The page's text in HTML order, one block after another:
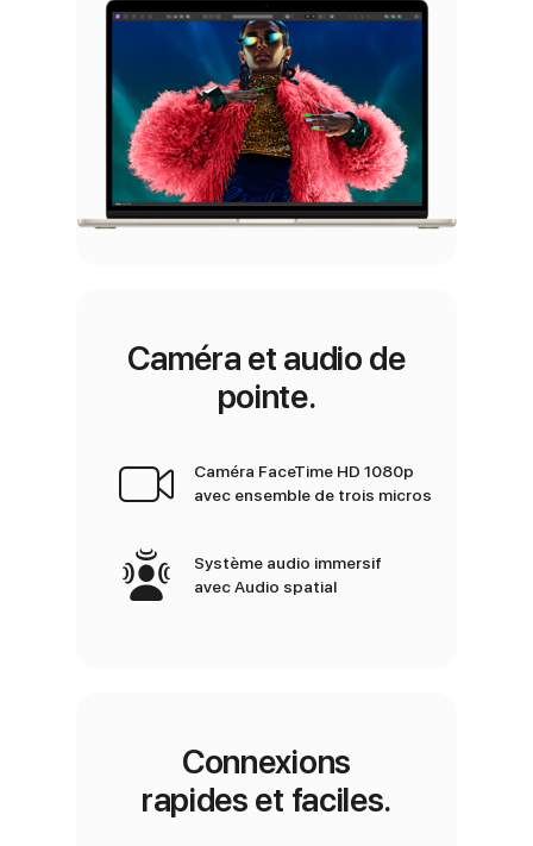
Caméra et audio de
pointe.
Caméra FaceTime HD 1080p
avec ensemble de trois micros
Système audio immersif
avec Audio spatial
Connexions
rapides et faciles.